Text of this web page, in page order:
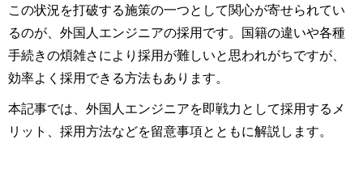
この状況を打破する施策の一つとして関心が寄せられてい
るのが、外国人エンジニアの採用です。国籍の違いや各種
手続きの煩雑さにより採用が難しいと思われがちですが、
効率よく採用できる方法もあります。
本記事では、外国人エンジニアを即戦力として採用するメ
リット、採用方法などを留意事項とともに解説します。